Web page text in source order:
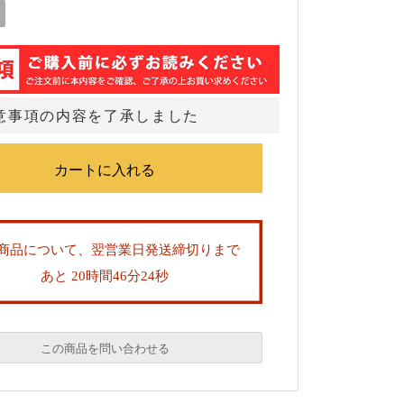
事項の内容を了承しました
品について、翌営業日発送締切りまで
あと 20時間46分24秒
この商品を問い合わせる